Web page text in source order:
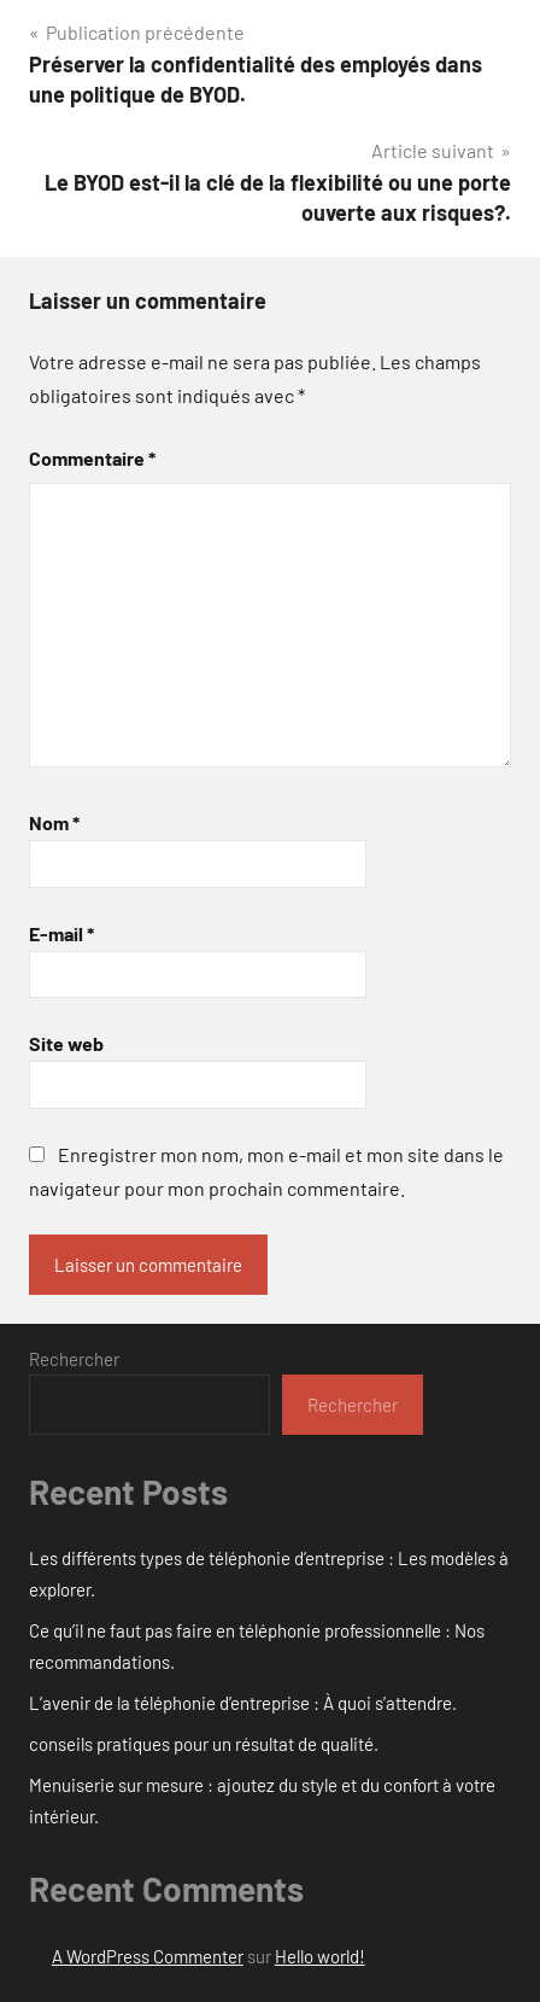
Navigation
de
Publication précédente
Préserver la confidentialité des employés dans
une politique de BYOD.
Article suivant
Le BYOD est-il la clé de la flexibilité ou une porte
ouverte aux risques?.
Laisser un commentaire
Votre adresse e-mail ne sera pas publiée. Les champs
obligatoires sont indiqués avec*
Commentaire*
Nom*
E-mail *
Site web
Enregistrer mon nom, mon e-mail et mon site dans le
navigateur pour mon prochain commentaire.
Rechercher
Rechercher
Recent Posts
Les différents types de téléphonie d’entreprise : Les modèles à
explorer.
Ce qu’il ne faut pas faire en téléphonie professionnelle : Nos
recommandations.
L’avenir de la téléphonie d’entreprise : À quoi s’attendre.
conseils pratiques pour un résultat de qualité.
Menuiserie sur mesure : ajoutez du style et du confort à votre
intérieur.
Recent Comments
A WordPress Commentersur Hello world!